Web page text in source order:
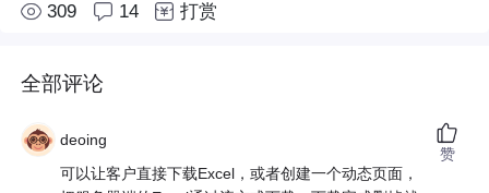
309 14 打赏
全部评论
deoing
可以让客户直接下载Excel，或者创建一个动态页面，
赞